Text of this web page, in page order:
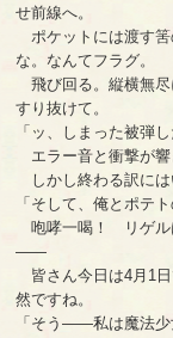
せ前線へ。
ポケットには渡す筈
な。なんてフラグ。
飛び回る。縦横無尽
すり抜けて。
「ッ、しまった被弾
エラー音と衝撃が響
しかし終わる訳には
「そして、俺とポテ
咆哮一喝！ リゲル
――
皆さん今日は4月1
然ですね。
「そう――私は魔法少